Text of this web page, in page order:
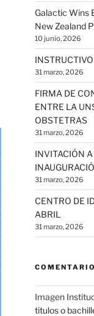
Galactic Wins
New Zealand
10 junio, 2026
31 marzo, 2026
FIRMA DE
ENTRE LA
OBSTETRAS
31 marzo, 2026
INVITACIÓN
31 marzo, 2026
CENTRO DE
ABRIL
31 marzo, 2026
Imagen
titulos o